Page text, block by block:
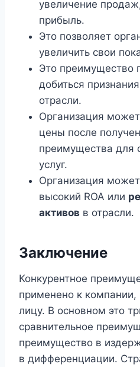
увеличение
прибыль.
Это позволяет
увеличить свои
Это преимущество
добиться
отрасли.
Организация
цены после
преимущества для
услуг.
Организация
высокий ROA или
активов в отрасли.
Заключение
Конкурентное
применено к компании,
лицу. В основном это
сравнительное
преимущество в
в дифференциации.